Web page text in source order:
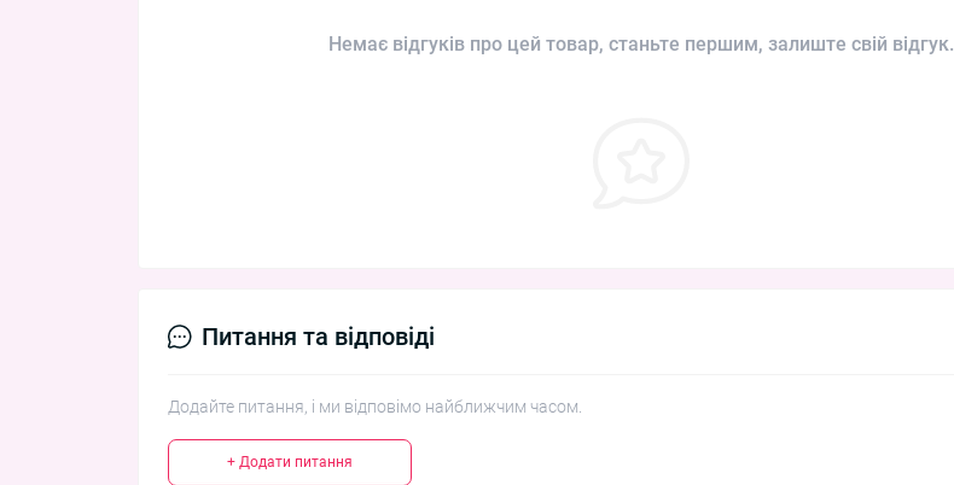
Немає відгуків про цей товар, станьте першим, залиште свій відгук.
Питання та відповіді
Додайте питання, і ми відповімо найближчим часом.
+ Додати питання